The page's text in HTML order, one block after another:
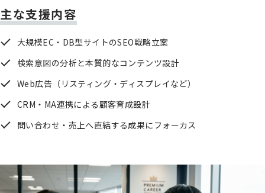
主な支援内容
大規模EC・DB型サイトのSEO戦略立案
検索意図の分析と本質的なコンテンツ設計
Web広告（リスティング・ディスプレイなど）
CRM・MA連携による顧客育成設計
問い合わせ・売上へ直結する成果にフォーカス